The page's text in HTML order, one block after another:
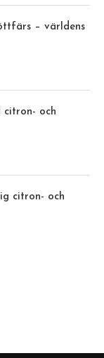
– världens
citron- och
citron- och